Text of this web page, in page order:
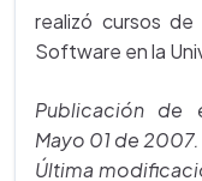
realizó cursos de
Software en la
Publicación de
Mayo 01 de 2007.
Última